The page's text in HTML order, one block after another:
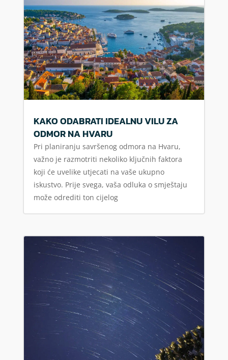
KAKO ODABRATI IDEALNU VILU ZA
ODMOR NA HVARU
Pri planiranju savršenog odmora na Hvaru,
važno je razmotriti nekoliko ključnih faktora
koji će uvelike utjecati na vaše ukupno
iskustvo. Prije svega, vaša odluka o smještaju
može odrediti ton cijelog